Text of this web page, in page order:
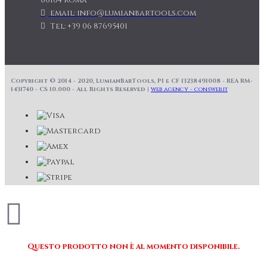
email: info@lumianbartools.com
Tel: +39 06 87695401
Copyright © 2014 - 2020, LumianBarTools, PI e CF 13238491008 - REA RM-
1431740 - CS 10.000 - All Rights Reserved | web agency - consweb.it
Questo prodotto non è al momento disponibile.